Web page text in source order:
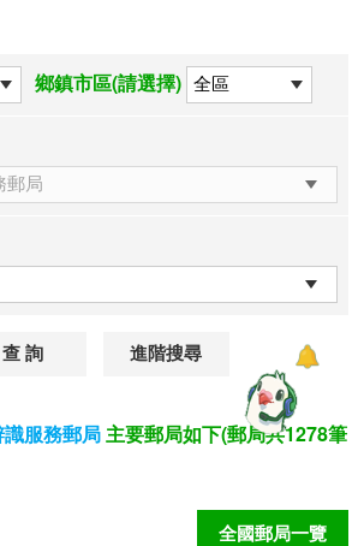
鄉鎮市區(請選擇)
進階搜尋
識服務郵局 主要郵局如下(郵局共1278筆
全國郵局一覽